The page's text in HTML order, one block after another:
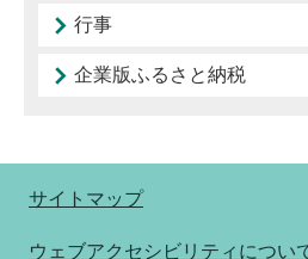
行事
企業版ふるさと納税
サイトマップ
ウェブアクセシビリティについ